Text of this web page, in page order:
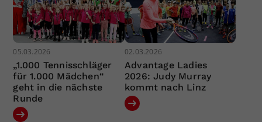
05.03.2026
„1.000 Tennisschläger
für 1.000 Mädchen“
geht in die nächste
Runde
02.03.2026
Advantage Ladies
2026: Judy Murray
kommt nach Linz